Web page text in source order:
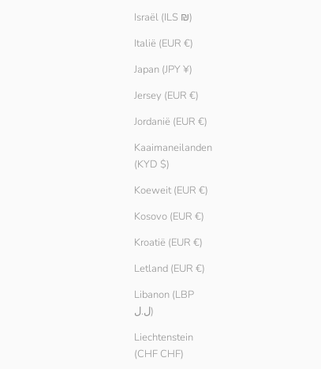
Israël (ILS ₪)
Italië (EUR €)
Japan (JPY ¥)
Jersey (EUR €)
Jordanië (EUR €)
Kaaimaneilanden
(KYD $)
Koeweit (EUR €)
Kosovo (EUR €)
Kroatië (EUR €)
Letland (EUR €)
Libanon (LBP
ل.ل)
Liechtenstein
(CHF CHF)